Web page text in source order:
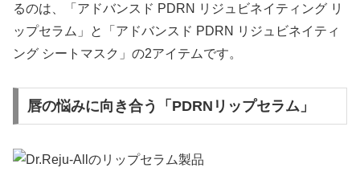
るのは、「アドバンスド PDRN リジュビネイティング リ
ップセラム」と「アドバンスド PDRN リジュビネイティ
ング シートマスク」の2アイテムです。
唇の悩みに向き合う「PDRNリップセラム」